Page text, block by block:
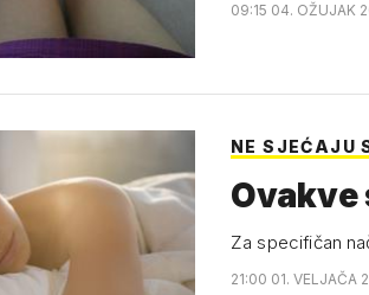
09:15 04. OŽUJAK
NE SJEĆAJU
Ovakve
Za specifičan
21:00 01. VELJAČA